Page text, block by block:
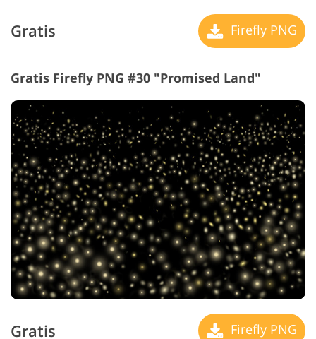
Gratis Firefly PNG
Gratis Firefly PNG #30 "Promised Land"
Gratis Firefly PNG